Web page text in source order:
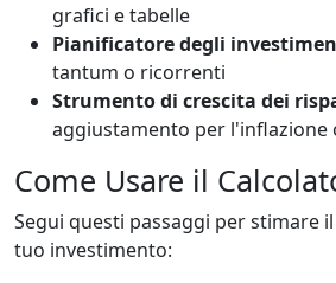
grafici e tabelle
Pianificatore degli
tantum o ricorrenti
Strumento di crescita dei
aggiustamento per l'inflazione
Come Usare il
Segui questi passaggi per stimare
tuo investimento: